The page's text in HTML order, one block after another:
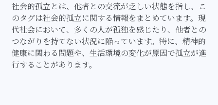
社会的孤立とは、他者との交流が乏しい状態を指し、こ
のタグは社会的孤立に関する情報をまとめています。現
代社会において、多くの人が孤独を感じたり、他者との
つながりを持てない状況に陥っています。特に、精神的
健康に関わる問題や、生活環境の変化が原因で孤立が進
行することがあります。